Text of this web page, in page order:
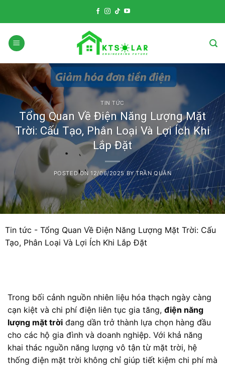
TIN TỨC
Tổng Quan Về Điện Năng Lượng Mặt
Trời: Cấu Tạo, Phân Loại Và Lợi Ích Khi
Lắp Đặt
POSTED ON12/06/2025BYTRẦN QUÂN
Tin tức - Tổng Quan Về Điện Năng Lượng Mặt Trời: Cấu
Tạo, Phân Loại Và Lợi Ích Khi Lắp Đặt
Trong bối cảnh nguồn nhiên liệu hóa thạch ngày càng
cạn kiệt và chi phí điện liên tục gia tăng, điện năng
lượng mặt trời đang dần trở thành lựa chọn hàng đầu
cho các hộ gia đình và doanh nghiệp. Với khả năng
khai thác nguồn năng lượng vô tận từ mặt trời, hệ
thống điện mặt trời không chỉ giúp tiết kiệm chi phí mà